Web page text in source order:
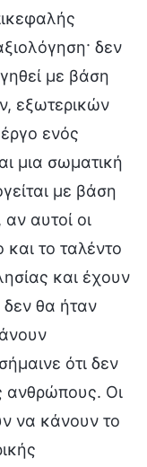
δεν
με βάση
εξωτερικών
ενός
μια σωματική
με βάση
αυτοί οι
και το ταλέντο
και έχουν
θα ήταν
ότι δεν
ανθρώπους. Οι
να κάνουν το